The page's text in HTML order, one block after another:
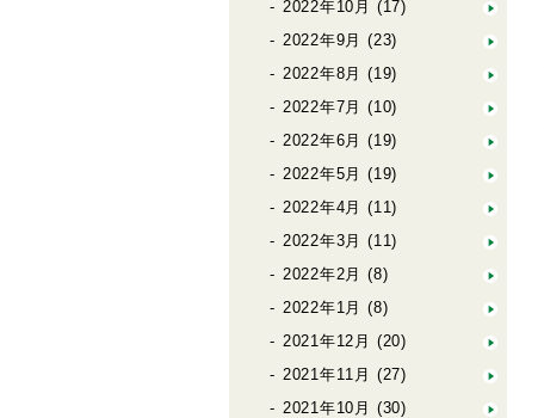
2022年10月 (17)
2022年9月 (23)
2022年8月 (19)
2022年7月 (10)
2022年6月 (19)
2022年5月 (19)
2022年4月 (11)
2022年3月 (11)
2022年2月 (8)
2022年1月 (8)
2021年12月 (20)
2021年11月 (27)
2021年10月 (30)